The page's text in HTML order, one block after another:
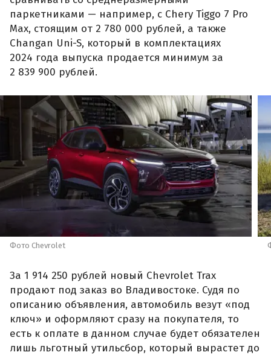
паркетниками — например, с Chery Tiggo 7 Pro
Max, стоящим от 2 780 000 рублей, а также
Changan Uni-S, который в комплектациях
2024 года выпуска продается минимум за
2 839 900 рублей.
Фото Сhevrolet
За 1 914 250 рублей новый Chevrolet Trax
продают под заказ во Владивостоке. Судя по
описанию объявления, автомобиль везут «под
ключ» и оформляют сразу на покупателя, то
есть к оплате в данном случае будет обязателен
лишь льготный утильсбор, который вырастет до